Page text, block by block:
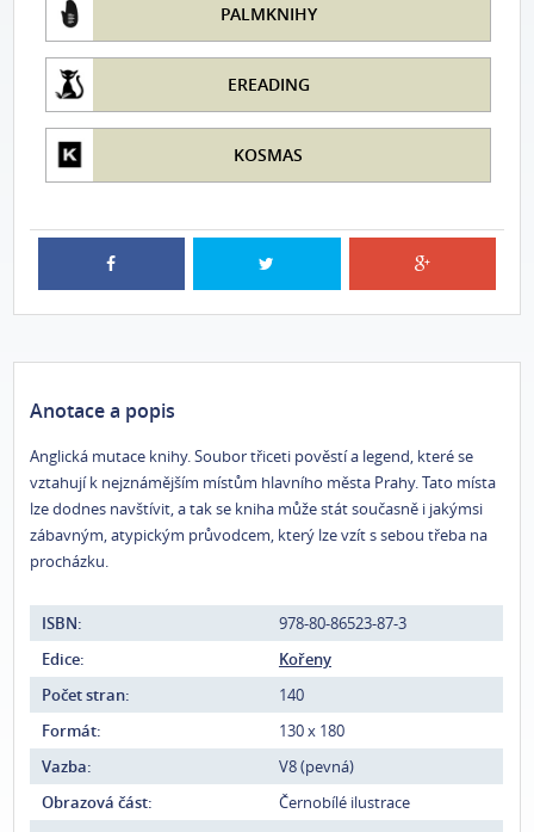
PALMKNIHY
EREADING
KOSMAS
Anotace a popis
Anglická mutace knihy. Soubor třiceti pověstí a legend, které se
vztahují k nejznámějším místům hlavního města Prahy. Tato místa
lze dodnes navštívit, a tak se kniha může stát současně i jakýmsi
zábavným, atypickým průvodcem, který lze vzít s sebou třeba na
procházku.
ISBN:
978-80-86523-87-3
Edice:
Kořeny
Počet stran:
140
Formát:
130 x 180
Vazba:
V8 (pevná)
Obrazová část:
Černobílé ilustrace